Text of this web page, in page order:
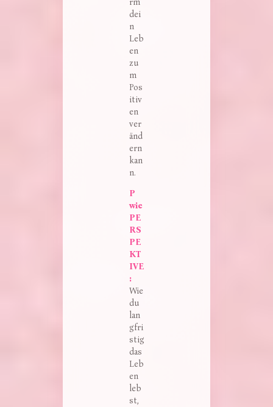
rm
dei
n
Leb
en
zu
m
Pos
itiv
en
ver
änd
ern
kan
n.
P
wie
PE
RS
PE
KT
IVE
:
Wie
du
lan
gfri
stig
das
Leb
en
leb
st,